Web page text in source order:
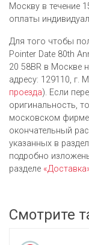
Москву в течение
оплаты
Для того чтобы
Pointer Date 80th
20 58BR в Москве
адресу: 129110, г.
проезда). Если
оригинальность,
московском
окончательный
указанных в
подробно
разделе
Смотрите